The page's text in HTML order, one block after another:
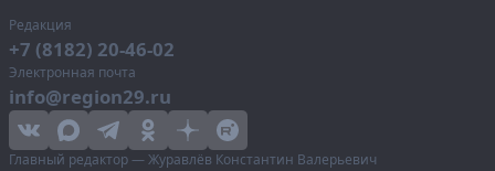
Редакция
+7 (8182) 20-46-02
Электронная почта
info@region29.ru
Главный редактор — Журавлёв Константин Валерьевич